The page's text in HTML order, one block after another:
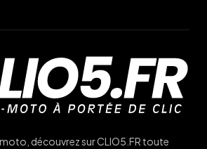
découvrez sur CLIO5.FR toute